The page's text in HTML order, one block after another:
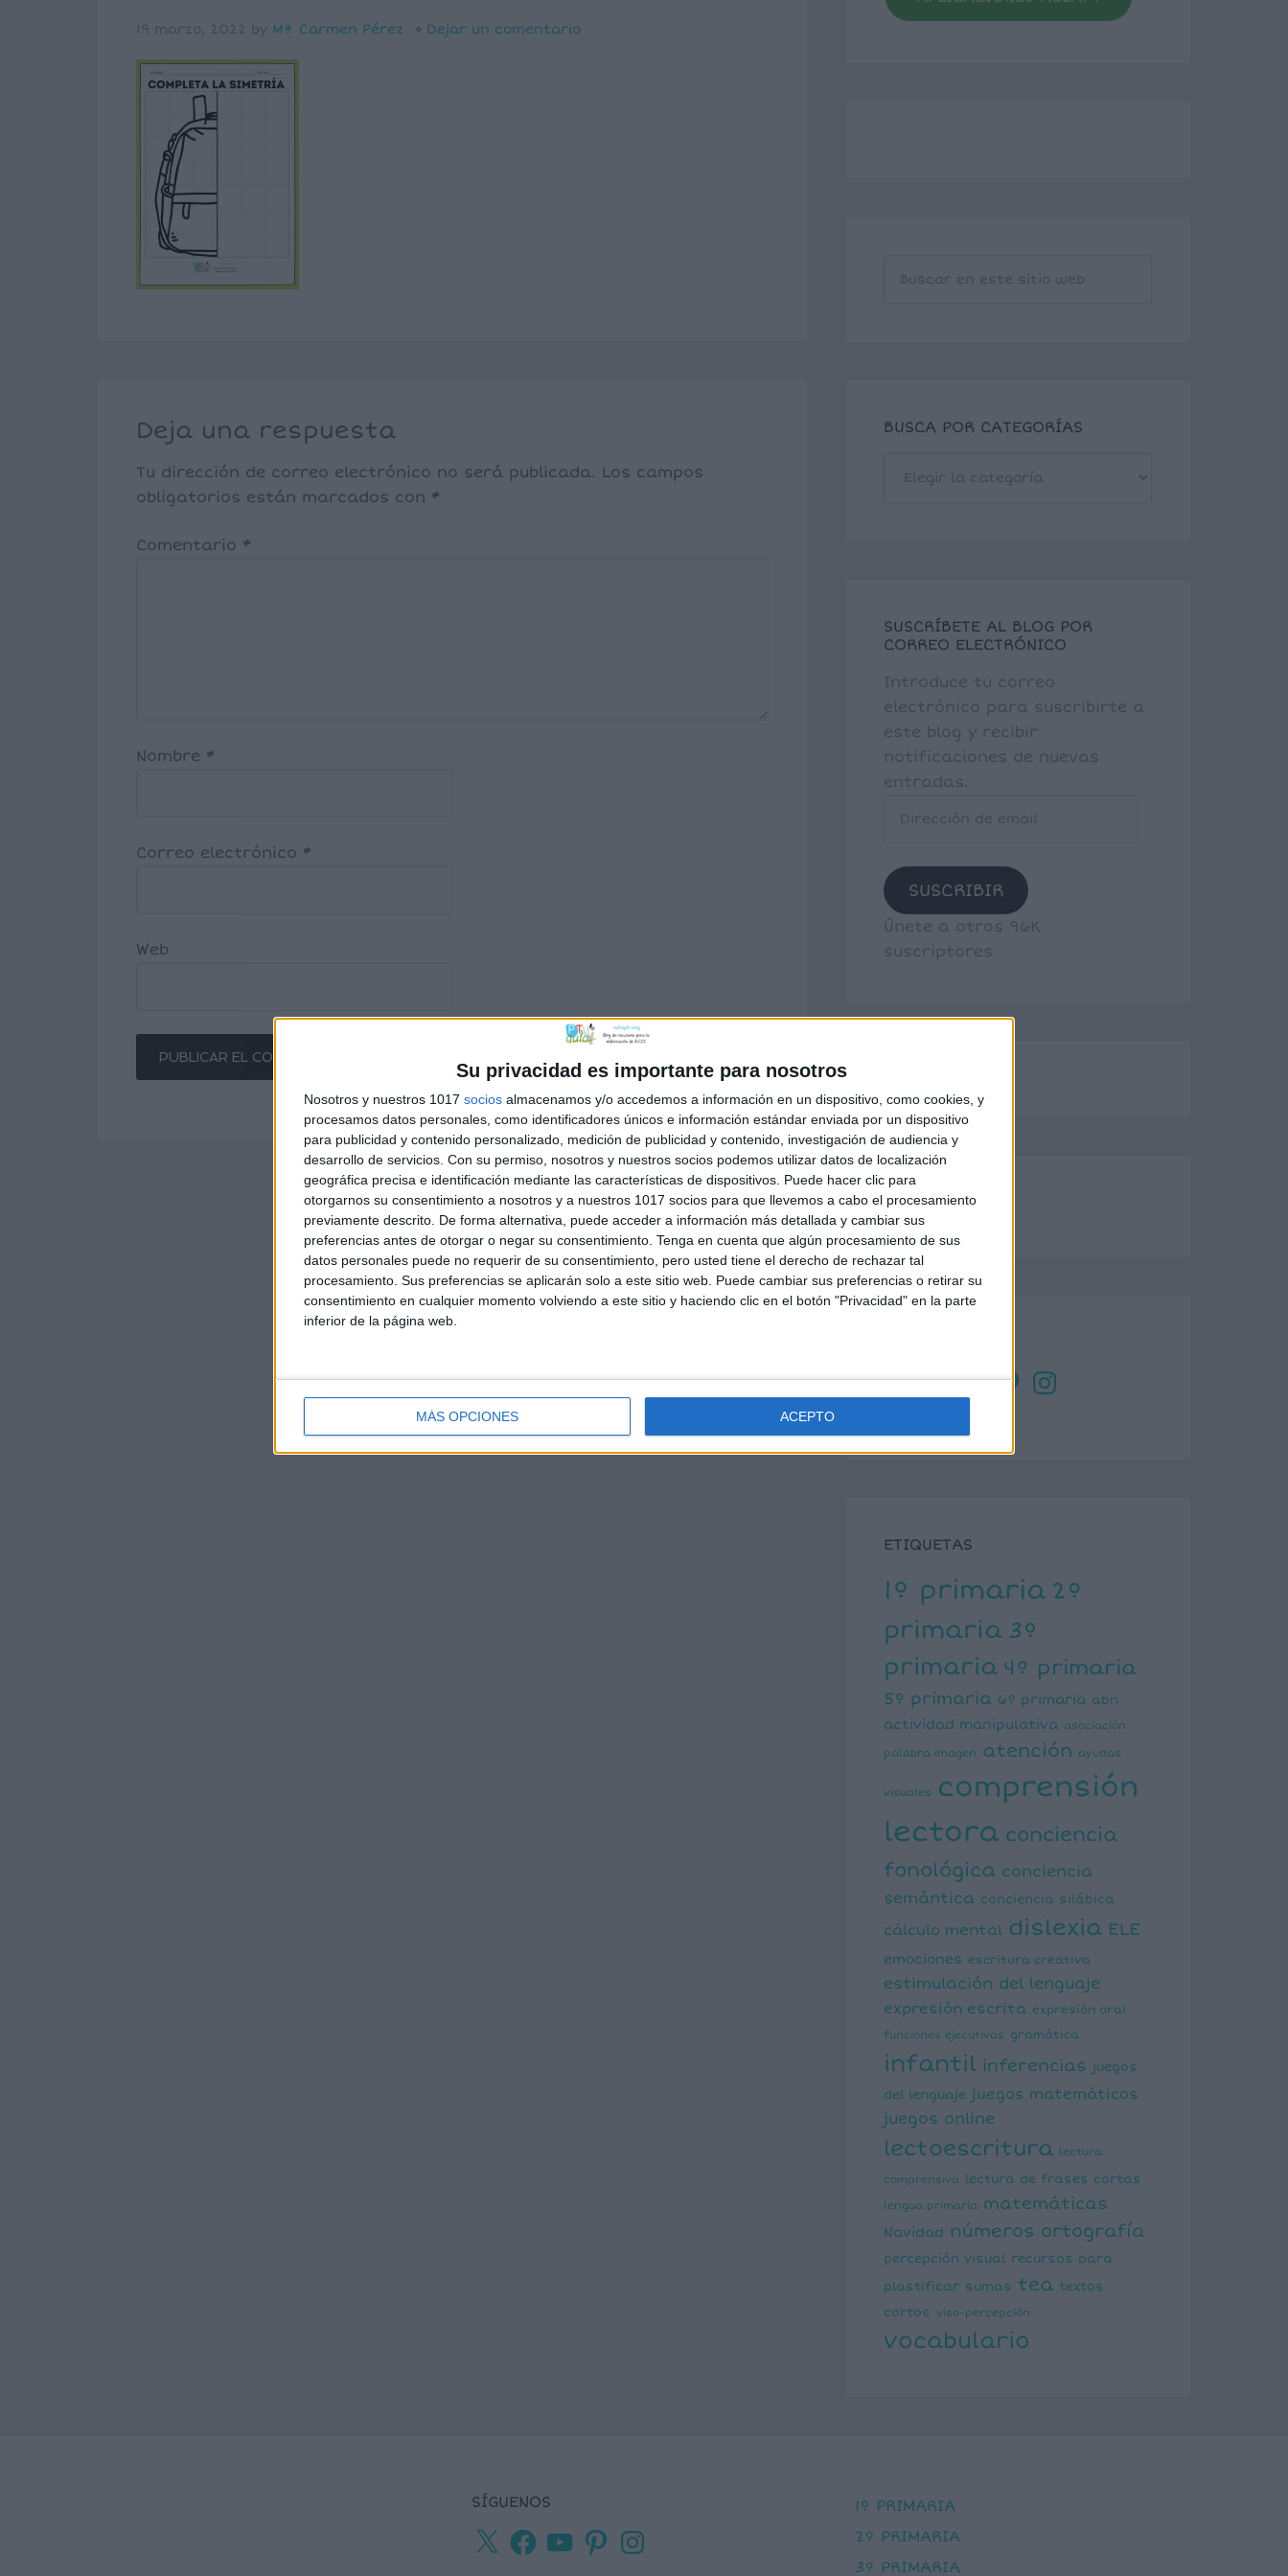
Su privacidad es importante para nosotros
Nosotros y nuestros 1017 socios almacenamos y/o accedemos a información en un dispositivo, como cookies, y
procesamos datos personales, como identificadores únicos e información estándar enviada por un dispositivo
para publicidad y contenido personalizado, medición de publicidad y contenido, investigación de audiencia y
desarrollo de servicios. Con su permiso, nosotros y nuestros socios podemos utilizar datos de localización
geográfica precisa e identificación mediante las características de dispositivos. Puede hacer clic para
otorgarnos su consentimiento a nosotros y a nuestros 1017 socios para que llevemos a cabo el procesamiento
previamente descrito. De forma alternativa, puede acceder a información más detallada y cambiar sus
preferencias antes de otorgar o negar su consentimiento. Tenga en cuenta que algún procesamiento de sus
datos personales puede no requerir de su consentimiento, pero usted tiene el derecho de rechazar tal
procesamiento. Sus preferencias se aplicarán solo a este sitio web. Puede cambiar sus preferencias o retirar su
consentimiento en cualquier momento volviendo a este sitio y haciendo clic en el botón "Privacidad" en la parte
inferior de la página web.
MÁS OPCIONES ACEPTO
19 marzo, 2022 by Mª Carmen Pérez Dejar un comentario
Deja una respuesta
Tu dirección de correo electrónico no será publicada. Los campos
obligatorios están marcados con *
Comentario *
Nombre *
Correo electrónico *
Web
BUSCA POR CATEGORÍAS
SUSCRÍBETE AL BLOG POR
CORREO ELECTRÓNICO
Introduce tu correo
electrónico para suscribirte a
este blog y recibir
notificaciones de nuevas
entradas.
SUSCRIBIR
Únete a otros 96K
suscriptores
X
Facebook
YouTubePinterestInstagram
ETIQUETAS
1º primaria 2º
primaria 3º
primaria 4º primaria
5º primaria 6º primaria abn
actividad manipulativa asociación
palabra imagen atención ayudas
visuales
comprensión
lectora conciencia
fonológica conciencia
semántica conciencia silábica
cálculo mental dislexia ELE
emociones escritura creativa
estimulación del lenguaje
expresión escrita expresión oral
funciones ejecutivas gramática
infantil inferencias juegos
del lenguaje juegos matemáticos
juegos online
lectoescritura lectura
comprensiva lectura de frases cortas
lengua primaria matemáticas
Navidad números ortografía
percepción visual recursos para
plastificar sumas tea textos
cortos
viso-percepción
vocabulario
SÍGUENOS
X
Facebook
YouTubePinterestInstagram
1º PRIMARIA
2º PRIMARIA
3º PRIMARIA